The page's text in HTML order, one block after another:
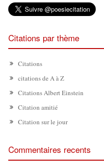
Citations par thème
Citations
citations de A à Z
Citations Albert Einstein
Citation amitié
Citation sur le jour
Commentaires recents